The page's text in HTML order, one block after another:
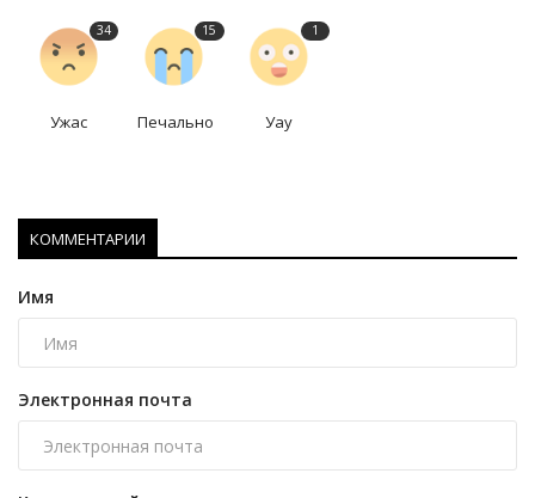
34
Ужас
15
Печально
1
Уау
КОММЕНТАРИИ
Имя
Электронная почта